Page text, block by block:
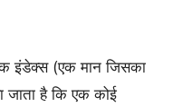
इंडेक्स (एक मान जिसका
जाता है कि एक कोई